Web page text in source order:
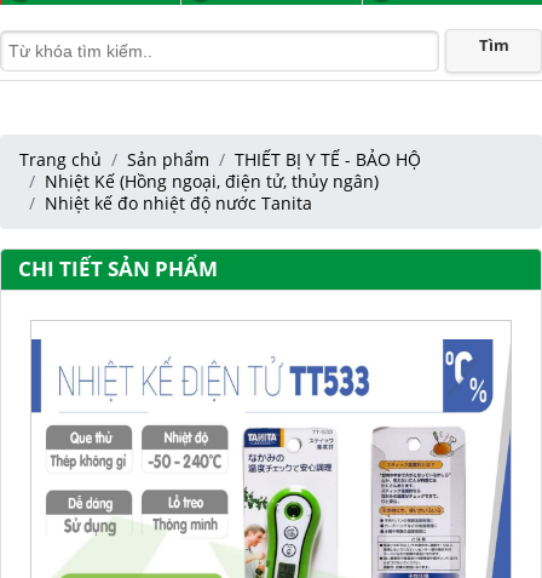
Tìm
Trang chủ Sản phẩm
THIẾT BỊ Y TẾ - BẢO HỘ
Nhiệt Kế (Hồng ngoại, điện tử, thủy ngân)
Nhiệt kế đo nhiệt độ nước Tanita
CHI TIẾT SẢN PHẨM